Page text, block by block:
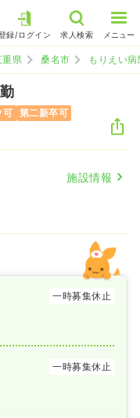
録/ログイン 求人検索 メニュー
重県 桑名市 もりえい病
可 第二新卒可
施設情報
一時募集休止
一時募集休止